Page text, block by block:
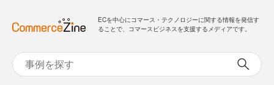
ECを中心にコマース・テクノロジーに関する情報を発信す
ることで、コマースビジネスを支援するメディアです。